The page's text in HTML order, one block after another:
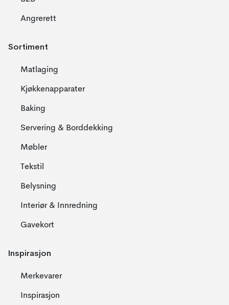
Angrerett
Sortiment
Matlaging
Kjøkkenapparater
Baking
Servering & Borddekking
Møbler
Tekstil
Belysning
Interiør & Innredning
Gavekort
Inspirasjon
Merkevarer
Inspirasjon